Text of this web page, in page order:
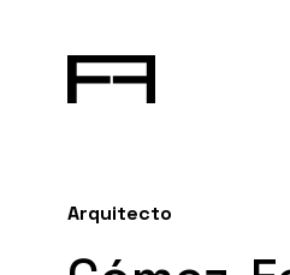
Arquitecto